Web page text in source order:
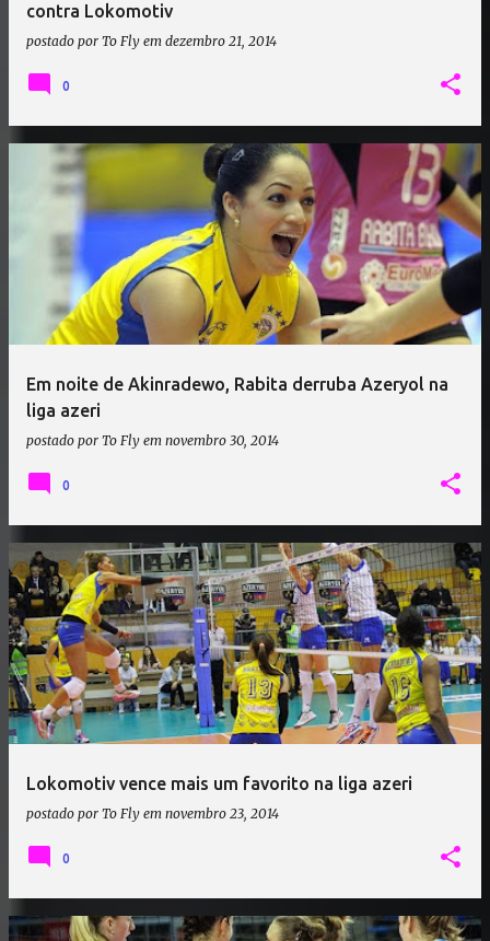
contra Lokomotiv
postado por To Fly em dezembro 21, 2014
0
Em noite de Akinradewo, Rabita derruba Azeryol na
liga azeri
postado por To Fly em novembro 30, 2014
0
Lokomotiv vence mais um favorito na liga azeri
postado por To Fly em novembro 23, 2014
0